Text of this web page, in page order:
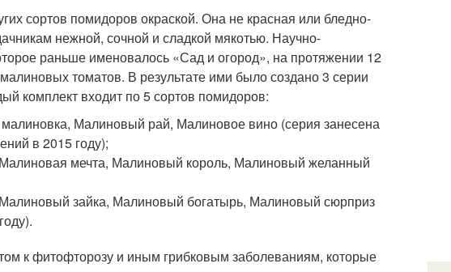
сортов помидоров окраской. Она не красная или бледно-
нежной, сочной и сладкой мякотью. Научно-
раньше именовалось «Сад и огород», на протяжении 12
томатов. В результате ими было создано 3 серии
комплект входит по 5 сортов помидоров:
Малиновый рай, Малиновое вино (серия занесена
в 2015 году);
мечта, Малиновый король, Малиновый желанный
зайка, Малиновый богатырь, Малиновый сюрприз
к фитофторозу и иным грибковым заболеваниям, которые